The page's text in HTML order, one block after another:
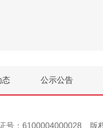
态 公示公告
：6100004000028 版